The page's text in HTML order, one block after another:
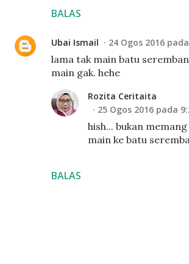
BALAS
Ubai Ismail 24 Ogos 2016 pada
lama tak main batu
main gak. hehe
BALAS
Rozita Ceritaita
25 Ogos 2016 pada
hish... bukan
main ke batu